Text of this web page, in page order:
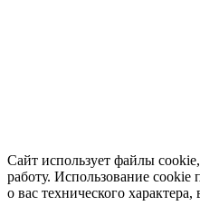
Сайт использует файлы
работу. Использование cookie
о вас технического